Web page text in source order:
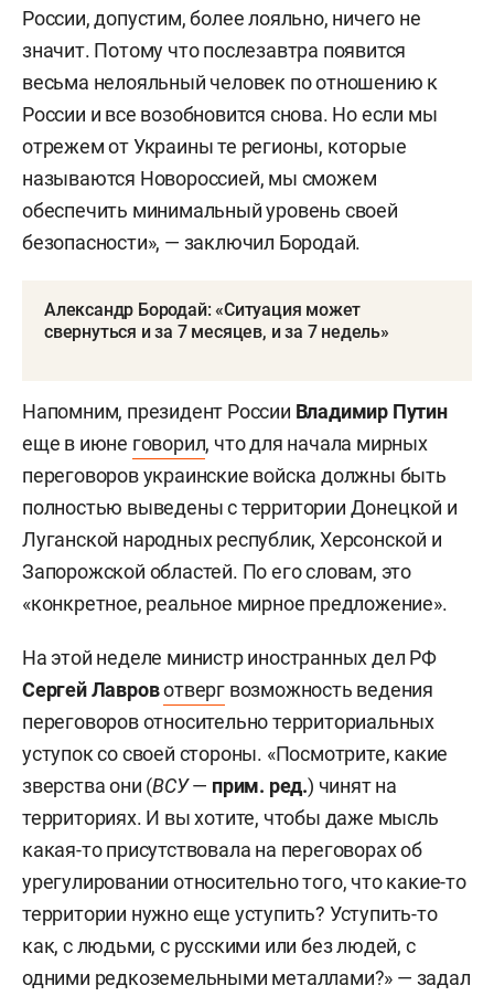
России, допустим, более лояльно, ничего не
значит. Потому что послезавтра появится
весьма нелояльный человек по отношению к
России и все возобновится снова. Но если мы
отрежем от Украины те регионы, которые
называются Новороссией, мы сможем
обеспечить минимальный уровень своей
безопасности», — заключил Бородай.
Александр Бородай: «Ситуация может
свернуться и за 7 месяцев, и за 7 недель»
Напомним, президент России Владимир Путин
еще в июне говорил, что для начала мирных
переговоров украинские войска должны быть
полностью выведены с территории Донецкой и
Луганской народных республик, Херсонской и
Запорожской областей. По его словам, это
«конкретное, реальное мирное предложение».
На этой неделе министр иностранных дел РФ
Сергей Лавровотверг возможность ведения
переговоров относительно территориальных
уступок со своей стороны. «Посмотрите, какие
зверства они (ВСУ— прим. ред.) чинят на
территориях. И вы хотите, чтобы даже мысль
какая-то присутствовала на переговорах об
урегулировании относительно того, что какие-то
территории нужно еще уступить? Уступить-то
как, с людьми, с русскими или без людей, с
одними редкоземельными металлами?» — задал